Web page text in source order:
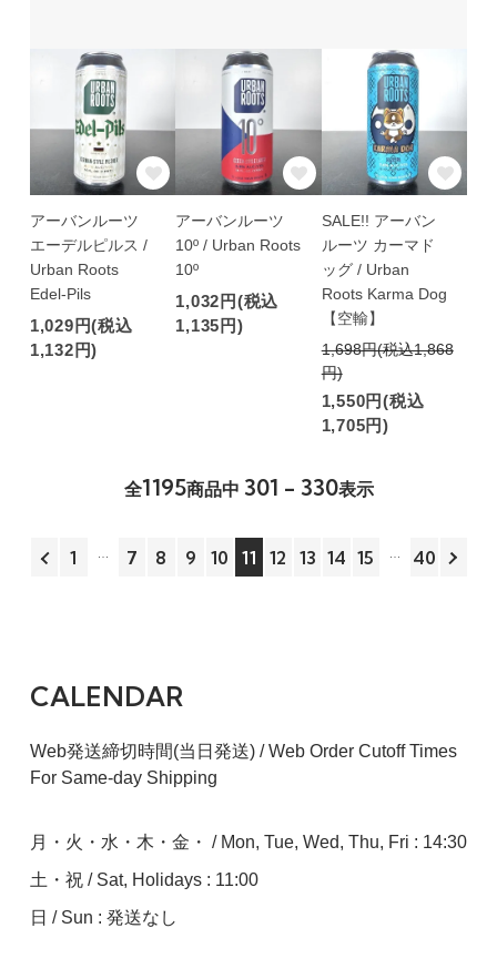
アーバンルーツ
エーデルピルス /
Urban Roots
Edel-Pils
1,029円(税込
1,132円)
アーバンルーツ
10º / Urban Roots
10º
1,032円(税込
1,135円)
SALE!! アーバン
ルーツ カーマド
ッグ / Urban
Roots Karma Dog
【空輸】
1,698円(税込1,868
円)
1,550円(税込
1,705円)
全1195商品中 301 - 330表示
1 7 8 9 10 11 12 13 14 15 40
CALENDAR
Web発送締切時間(当日発送) / Web Order Cutoff Times
For Same-day Shipping
月・火・水・木・金・ / Mon, Tue, Wed, Thu, Fri : 14:30
土・祝 / Sat, Holidays : 11:00
日 / Sun : 発送なし